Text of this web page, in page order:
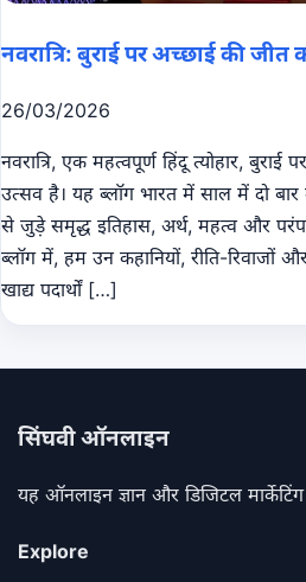
नवरात्रि: बुराई पर अच्छाई की जीत
26/03/2026
नवरात्रि, एक महत्वपूर्ण हिंदू त्योहार,
उत्सव है। यह ब्लॉग भारत में साल में दो बार
से जुड़े समृद्ध इतिहास, अर्थ, महत्व और
ब्लॉग में, हम उन कहानियों, रीति-रिवाजों और
खाद्य पदार्थों […]
सिंघवी ऑनलाइन
यह ऑनलाइन ज्ञान और डिजिटल
Explore